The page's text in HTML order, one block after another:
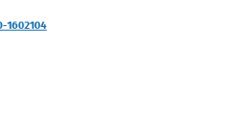
1602104